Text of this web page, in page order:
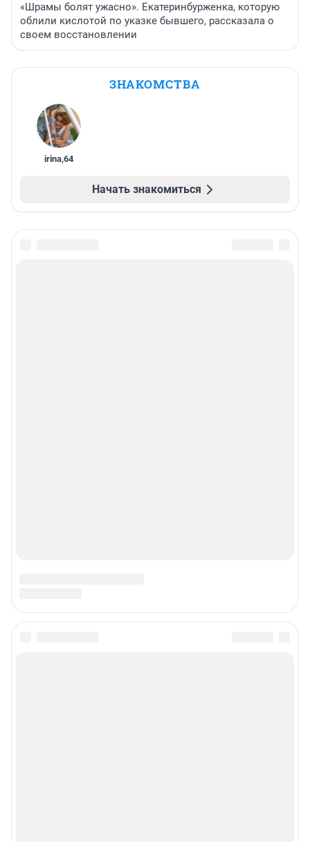
«Шрамы болят ужасно». Екатеринбурженка, которую
облили кислотой по указке бывшего, рассказала о
своем восстановлении
ЗНАКОМСТВА
irina,64
Начать знакомиться